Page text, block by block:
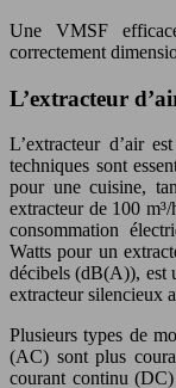
Une VMSF
correctement
L’extracteur
L’extracteur d’air
techniques sont
pour une cuisine,
extracteur de 100
consommation
Watts pour un
décibels (dB(A)), est
extracteur silencieux
Plusieurs types de
(AC) sont plus
courant continu